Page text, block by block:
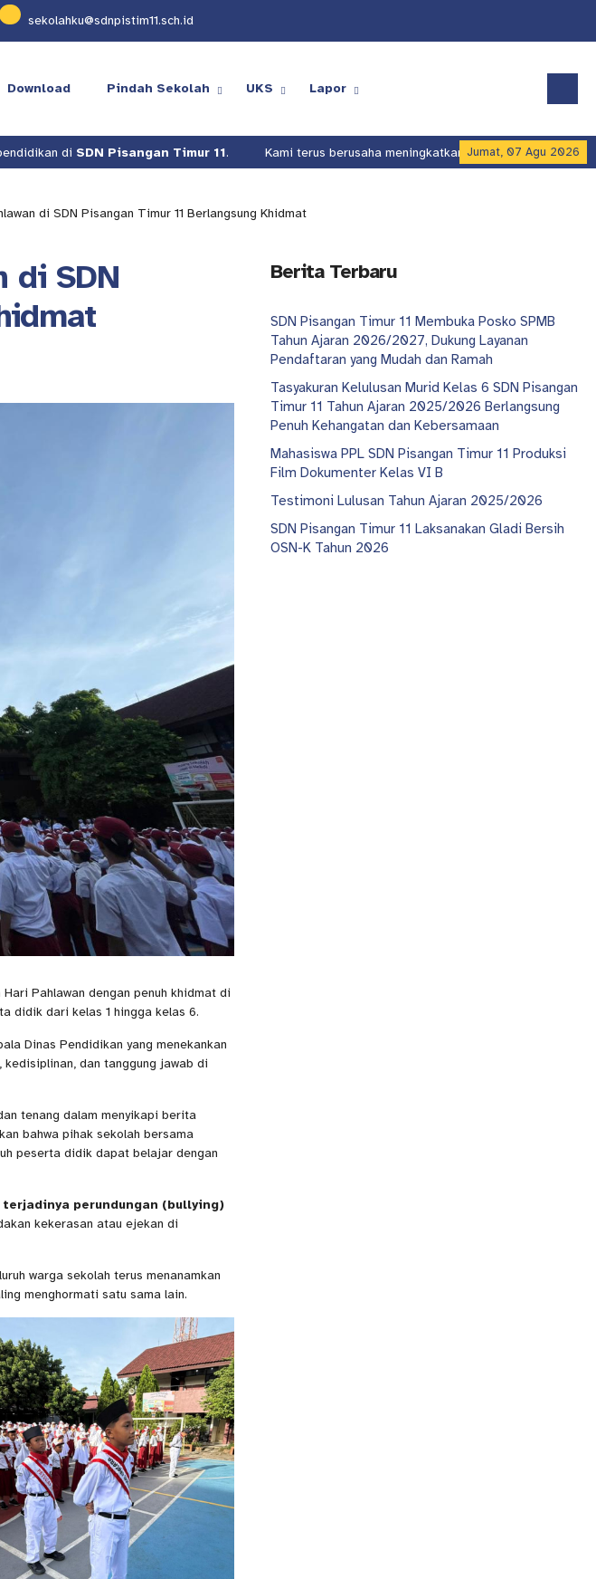
sekolahku@sdnpistim11.sch.id
Download Pindah Sekolah UKS Lapor
Jumat, 07 Agu 2026
Timur 11. Kami terus berusaha meningkatkan kualitas layanan pendidikan diSDN
di SDN Pisangan Timur 11 Berlangsung Khidmat
di SDN
Pahlawan dengan penuh khidmat di
didik dari kelas 1 hingga kelas 6.
Dinas Pendidikan yang menekankan
dan tanggung jawab di
tenang dalam menyikapi berita
bahwa pihak sekolah bersama
peserta didik dapat belajar dengan
terjadinya perundungan (bullying)
kekerasan atau ejekan di
warga sekolah terus menanamkan
menghormati satu sama lain.
Berita Terbaru
SDN Pisangan Timur 11 Membuka Posko SPMB
Tahun Ajaran 2026/2027, Dukung Layanan
Pendaftaran yang Mudah dan Ramah
Tasyakuran Kelulusan Murid Kelas 6 SDN Pisangan
Timur 11 Tahun Ajaran 2025/2026 Berlangsung
Penuh Kehangatan dan Kebersamaan
Mahasiswa PPL SDN Pisangan Timur 11 Produksi
Film Dokumenter Kelas VI B
Testimoni Lulusan Tahun Ajaran 2025/2026
SDN Pisangan Timur 11 Laksanakan Gladi Bersih
OSN-K Tahun 2026